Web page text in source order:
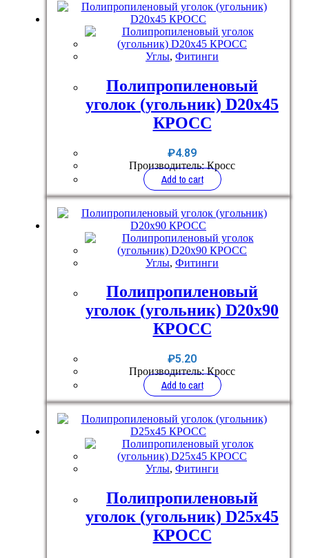
Углы, Фитинги
Полипропиленовый
уголок (угольник) D20x45
КРОСС
₽4.89
Производитель: Кросс
Add to cart
Углы, Фитинги
Полипропиленовый
уголок (угольник) D20x90
КРОСС
₽5.20
Производитель: Кросс
Add to cart
Углы, Фитинги
Полипропиленовый
уголок (угольник) D25x45
КРОСС